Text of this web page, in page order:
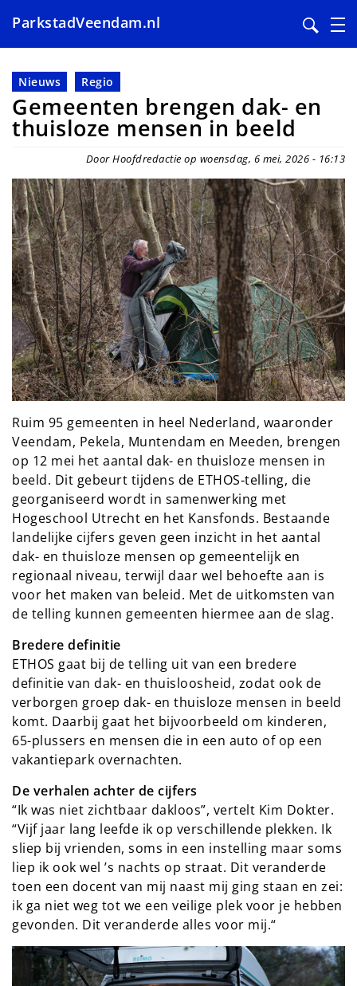
en
naar
de
inhoud
ParkstadVeendam.nl
Nieuws Regio
Gemeenten brengen dak- en
thuisloze mensen in beeld
Door Hoofdredactie op woensdag, 6 mei, 2026 - 16:13
Ruim 95 gemeenten in heel Nederland, waaronder
Veendam, Pekela, Muntendam en Meeden, brengen
op 12 mei het aantal dak- en thuisloze mensen in
beeld. Dit gebeurt tijdens de ETHOS‑telling, die
georganiseerd wordt in samenwerking met
Hogeschool Utrecht en het Kansfonds. Bestaande
landelijke cijfers geven geen inzicht in het aantal
dak- en thuisloze mensen op gemeentelijk en
regionaal niveau, terwijl daar wel behoefte aan is
voor het maken van beleid. Met de uitkomsten van
de telling kunnen gemeenten hiermee aan de slag.
Bredere definitie
ETHOS gaat bij de telling uit van een bredere
definitie van dak- en thuisloosheid, zodat ook de
verborgen groep dak- en thuisloze mensen in beeld
komt. Daarbij gaat het bijvoorbeeld om kinderen,
65-plussers en mensen die in een auto of op een
vakantiepark overnachten.
De verhalen achter de cijfers
“Ik was niet zichtbaar dakloos”, vertelt Kim Dokter.
“Vijf jaar lang leefde ik op verschillende plekken. Ik
sliep bij vrienden, soms in een instelling maar soms
liep ik ook wel ’s nachts op straat. Dit veranderde
toen een docent van mij naast mij ging staan en zei:
ik ga niet weg tot we een veilige plek voor je hebben
gevonden. Dit veranderde alles voor mij.“